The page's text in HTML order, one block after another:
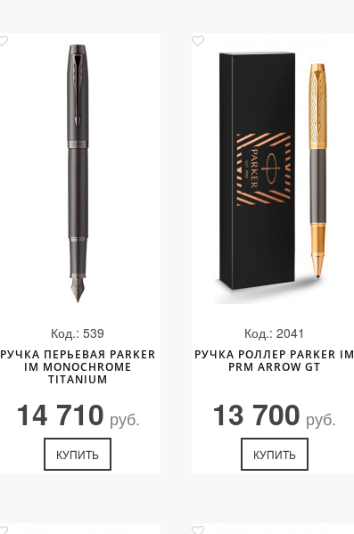
Код.: 539
РУЧКА ПЕРЬЕВАЯ PARKER
IM MONOCHROME
TITANIUM
14 710 руб.
КУПИТЬ
Код.: 2041
РУЧКА РОЛЛЕР PARKER IM
PRM ARROW GT
13 700 руб.
КУПИТЬ